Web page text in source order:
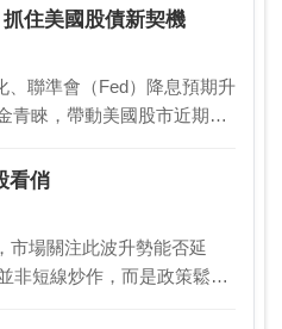
壓力，預料Fed將有更大…
住美國股債新契機
、聯準會（Fed）降息預期升
青睞，帶動美國股市近期呈
壓力，預 料Fed將…
看俏
市場關注此波升勢能否延
非短線炒作，而是政策鬆